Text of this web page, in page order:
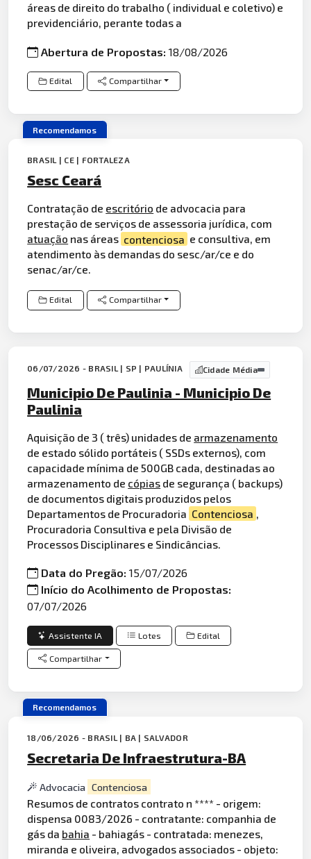
áreas de direito do trabalho ( individual e coletivo) e
previdenciário, perante todas a
Abertura de Propostas:18/08/2026
Edital Compartilhar
Recomendamos
BRASIL | CE | FORTALEZA
Sesc Ceará
Contratação de escritório de advocacia para
prestação de serviços de assessoria jurídica, com
atuação nas áreas contenciosa e consultiva, em
atendimento às demandas do sesc/ar/ce e do
senac/ar/ce.
Edital Compartilhar
06/07/2026 - BRASIL | SP | PAULÍNIA Cidade Média
Municipio De Paulinia - Municipio De
Paulinia
Aquisição de 3 ( três) unidades de armazenamento
de estado sólido portáteis ( SSDs externos), com
capacidade mínima de 500GB cada, destinadas ao
armazenamento de cópias de segurança ( backups)
de documentos digitais produzidos pelos
Departamentos de Procuradoria Contenciosa ,
Procuradoria Consultiva e pela Divisão de
Processos Disciplinares e Sindicâncias.
Data do Pregão:15/07/2026
Início do Acolhimento de Propostas:
07/07/2026
Assistente IA Lotes Edital
Compartilhar
Recomendamos
18/06/2026 - BRASIL | BA | SALVADOR
Secretaria De Infraestrutura-BA
Advocacia Contenciosa
Resumos de contratos contrato n **** - origem:
dispensa 0083/2026 - contratante: companhia de
gás da bahia - bahiagás - contratada: menezes,
miranda e oliveira, advogados associados - objeto: